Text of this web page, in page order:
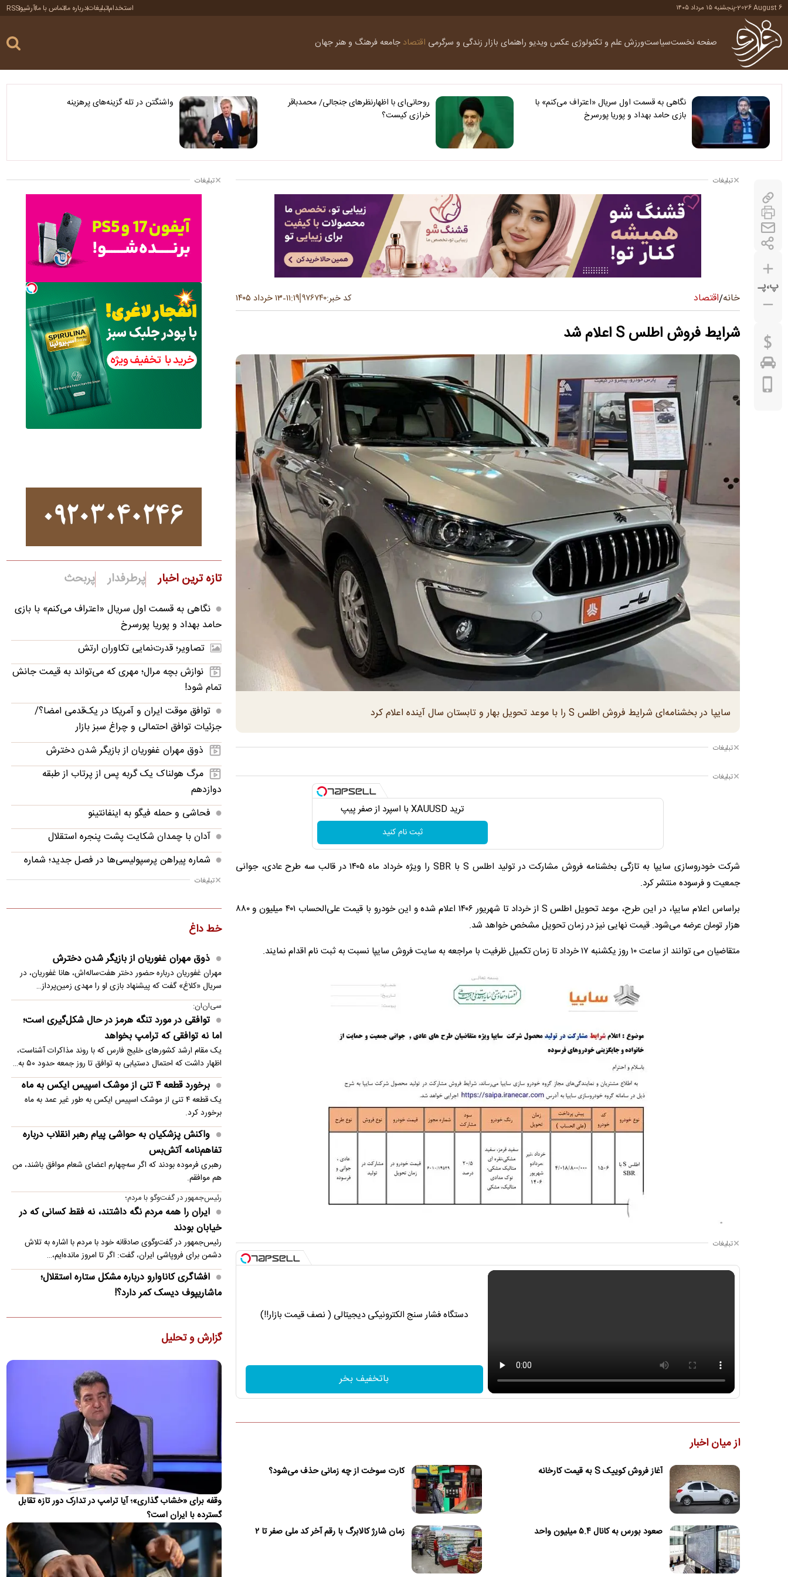
2026 August 6
-پنجشنبه ۱۵ مرداد ۱۴۰۵ استخدامتبلیغاتدرباره ماتماس با ماآرشیوRSS
صفحه نخستسیاستورزش علم و تکنولوژی عکس ویدیو راهنمای بازارزندگی و سرگرمی اقتصاد جامعهفرهنگ و هنرجهان
نگاهی به قسمت اول سریال «اعتراف می‌کنم» با
بازی حامد بهداد و پوریا پورسرخ
روحانی‌ای با اظهارنظرهای جنجالی/ محمدباقر
خرازی کیست؟
واشنگتن در تله گزینه‌های پرهزینه
پ،پـ
تبلیغات
خانه/اقتصاد کد خبر:۹۷۶۷۴۰ ۱۱:۱۹-۱۳ خرداد ۱۴۰۵
شرایط فروش اطلس S اعلام شد
سایپا در بخشنامه‌ای شرایط فروش اطلس S را با موعد تحویل بهار و تابستان سال آینده اعلام کرد
تبلیغات
تبلیغات
ترید XAUUSD با اسپرد از صفر پیپ
ثبت نام کنید
شرکت خودروسازی سایپا به تازگی بخشنامه فروش مشارکت در تولید اطلس S با SBR را ویژه خرداد ماه ۱۴۰۵ در قالب سه طرح عادی، جوانی
جمعیت و فرسوده منتشر کرد.
براساس اعلام سایپا، در این طرح، موعد تحویل اطلس S از خرداد تا شهریور ۱۴۰۶ اعلام شده و این خودرو با قیمت علی‌الحساب ۴۰۱ میلیون و ۸۸۰
هزار تومان عرضه می‌شود. قیمت نهایی نیز در زمان تحویل مشخص خواهد شد.
متقاضیان می توانند از ساعت ۱۰ روز یکشنبه ۱۷ خرداد تا زمان تکمیل ظرفیت با مراجعه به سایت فروش سایپا نسبت به ثبت نام اقدام نمایند.
تبلیغات
دستگاه فشار سنج الکترونیکی دیجیتالی ( نصف قیمت بازار!!)
باتخفیف بخر
از میان اخبار
آغاز فروش کوییک S به قیمت کارخانه کارت سوخت از چه زمانی حذف می‌شود؟
صعود بورس به کانال ۵.۴ میلیون واحد زمان شارژ کالابرگ با رقم آخر کد ملی صفر تا ۲
تبلیغات
تازه ترین اخبار پرطرفدار پربحث
نگاهی به قسمت اول سریال «اعتراف می‌کنم» با بازی
حامد بهداد و پوریا پورسرخ
تصاویر؛ قدرت‌نمایی تکاوران ارتش
نوازش بچه مرال؛ مهری که می‌تواند به قیمت جانش
تمام شود!
توافق موقت ایران و آمریکا در یک‌قدمی امضا؟/
جزئیات توافق احتمالی و چراغ سبز بازار
ذوق مهران غفوریان از بازیگر شدن دخترش
مرگ هولناک یک گربه پس از پرتاب از طبقه
دوازدهم
فحاشی و حمله فیگو به اینفانتینو
آدان با چمدان شکایت پشت پنجره استقلال
شماره پیراهن پرسپولیسی‌ها در فصل جدید؛ شماره
عالیشاه بایگانی شد!
ماجرای نصب سنگ مزار اکبر عبدی چیست؟
اختلال در دسترسی کاربران ایرانی به چت جی پی تی
برخورد قطعه ۴ تنی از موشک اسپیس ایکس به ماه
واکنش پزشکیان به حواشی پیام رهبر انقلاب درباره
تفاهم‌نامه آتش‌بس
قدرت راست تراکتور در حد آسیا
تبلیغات
خط داغ
ذوق مهران غفوریان از بازیگر شدن دخترش
مهران غفوریان درباره حضور دختر هفت‌ساله‌اش، هانا غفوریان، در
سریال «کلاغ» گفت که پیشنهاد بازی او را مهدی زمین‌پرداز…
سی‌ان‌ان:
توافقی در مورد تنگه هرمز در حال شکل‌گیری است؛
اما نه توافقی که ترامپ بخواهد
یک مقام ارشد کشورهای خلیج فارس که با روند مذاکرات آشناست،
اظهار داشت که احتمال دستیابی به توافق تا روز جمعه حدود ۵۰ به…
برخورد قطعه ۴ تنی از موشک اسپیس ایکس به ماه
یک قطعه ۴ تنی از موشک اسپیس ایکس به طور غیر عمد به ماه
برخورد کرد.
واکنش پزشکیان به حواشی پیام رهبر انقلاب درباره
تفاهم‌نامه آتش‌بس
رهبری فرموده بودند که اگر سه‌چهارم اعضای شعام موافق باشند، من
هم موافقم.
رئیس‌جمهور در گفت‌وگو با مردم؛
ایران را همه مردم نگه داشتند، نه فقط کسانی که در
خیابان بودند
رئیس‌جمهور در گفت‌وگوی صادقانه خود با مردم با اشاره به تلاش
دشمن برای فروپاشی ایران، گفت: اگر تا امروز مانده‌ایم،…
افشاگری کاناوارو درباره مشکل ستاره استقلال؛
ماشاریپوف دیسک کمر دارد؟!
ماشاریپوف به جام جهانی تأکید کرد که برخلاف تصورها،…
کنوانسیون دریای خزر چیست و سهم ایران از آن چه
می‌شود؟
دولت لایحه الحاق ایران به کنوانسیون حقوقی دریای خزر را پس از
هشت سال به مجلس ارسال کرد. جزئیات این کنوانسیون، روند…
ظریف: چین و روسیه شرکای مهم ایران هستند، اما نه
جایگزین همه جهان
دیپلمات پیشین ایران بیان کرد که چین و روسیه شرکای مهم ایران در
آینده خواهند بود، اما این روابط نباید جایگزین تعامل با…
ویدئو؛ جزئیات و لحظه وقوع حادثه امنیتی برای
بالگرد ترامپ
حادثه امنیتی برای بالگرد دونالد ترامپ پس از آن رخ داد که
Marine One در ۴ آگوست از فرودگاه الیپس خارج شد، در حالی
که…
این گزارش به روز می‌شود...
اطلاعات تازه از شنیده شدن صدای انفجار در بحرین
گزارش و تحلیل
وقفه برای «خشاب گذاری»؛ آیا ترامپ در تدارک دور تازه تقابل
گسترده با ایران است؟